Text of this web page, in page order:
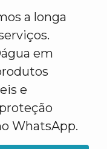
a longa
em
e
WhatsApp.